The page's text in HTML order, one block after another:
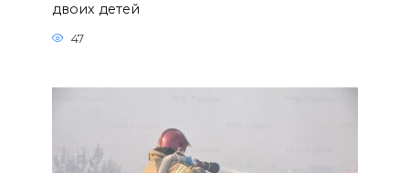
двоих детей
47